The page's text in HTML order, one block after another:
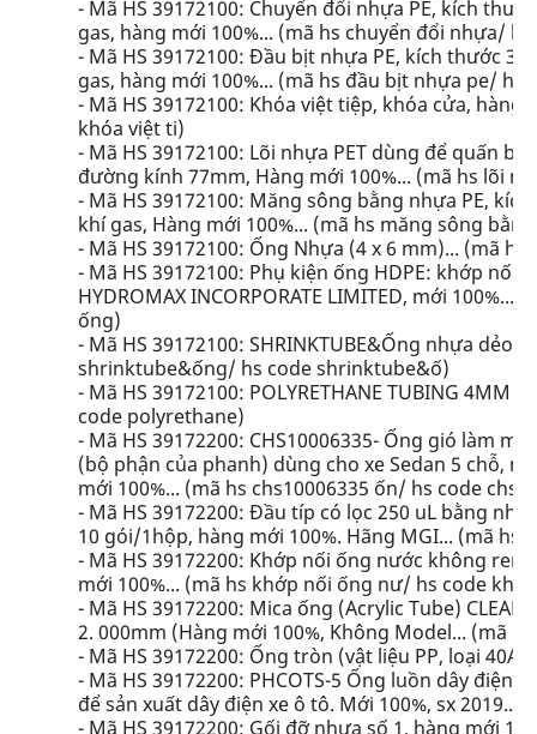
- Mã HS 39172100: Chuyển đổi nhựa PE, kích
gas, hàng mới 100%... (mã hs chuyển đổi nhựa/
- Mã HS 39172100: Đầu bịt nhựa PE, kích thước
gas, hàng mới 100%... (mã hs đầu bịt nhựa pe/ hs
- Mã HS 39172100: Khóa việt tiệp, khóa cửa,
khóa việt ti)
- Mã HS 39172100: Lõi nhựa PET dùng để quấn
đường kính 77mm, Hàng mới 100%... (mã hs lõi
- Mã HS 39172100: Măng sông bằng nhựa PE,
khí gas, Hàng mới 100%... (mã hs măng sông
- Mã HS 39172100: Ống Nhựa (4 x 6 mm)... (mã
- Mã HS 39172100: Phụ kiện ống HDPE: khớp nối
HYDROMAX INCORPORATE LIMITED, mới
ống)
- Mã HS 39172100: SHRINKTUBE&Ống nhựa dẻo
shrinktube&ống/ hs code shrinktube&ố)
- Mã HS 39172100: POLYRETHANE TUBING 4MM
code polyrethane)
- Mã HS 39172200: CHS10006335- Ống gió làm
(bộ phận của phanh) dùng cho xe Sedan 5 chỗ,
mới 100%... (mã hs chs10006335 ốn/ hs code
- Mã HS 39172200: Đầu típ có lọc 250 uL bằng
10 gói/1hộp, hàng mới 100%. Hãng MGI... (mã hs
- Mã HS 39172200: Khớp nối ống nước không ren
mới 100%... (mã hs khớp nối ống nư/ hs code
- Mã HS 39172200: Mica ống (Acrylic Tube)
2. 000mm (Hàng mới 100%, Không Model... (mã
- Mã HS 39172200: Ống tròn (vật liệu PP, loại
- Mã HS 39172200: PHCOTS-5 Ống luồn dây điện
để sản xuất dây điện xe ô tô. Mới 100%, sx
- Mã HS 39172200: Gối đỡ nhựa số 1, hàng mới